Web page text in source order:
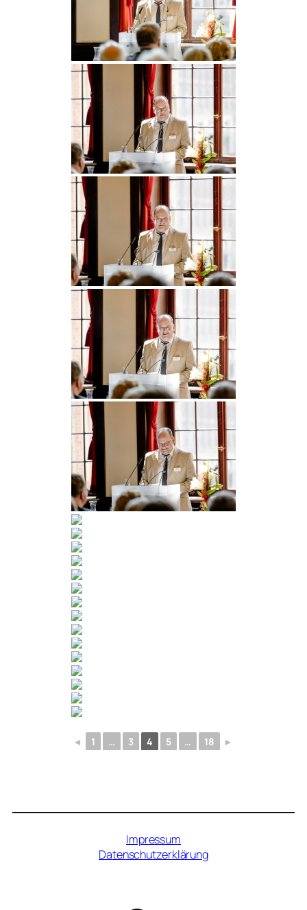
◄ 1 … 3 4 5 … 18 ►
Impressum
Datenschutzerklärung